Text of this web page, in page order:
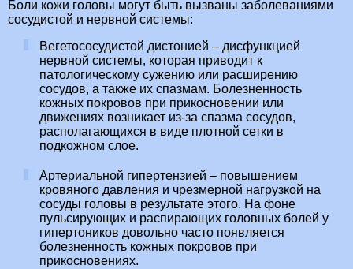
Боли кожи головы могут быть вызваны заболеваниями
сосудистой и нервной системы:
Вегетососудистой дистонией – дисфункцией
нервной системы, которая приводит к
патологическому сужению или расширению
сосудов, а также их спазмам. Болезненность
кожных покровов при прикосновении или
движениях возникает из-за спазма сосудов,
располагающихся в виде плотной сетки в
подкожном слое.
Артериальной гипертензией – повышением
кровяного давления и чрезмерной нагрузкой на
сосуды головы в результате этого. На фоне
пульсирующих и распирающих головных болей у
гипертоников довольно часто появляется
болезненность кожных покровов при
прикосновениях.